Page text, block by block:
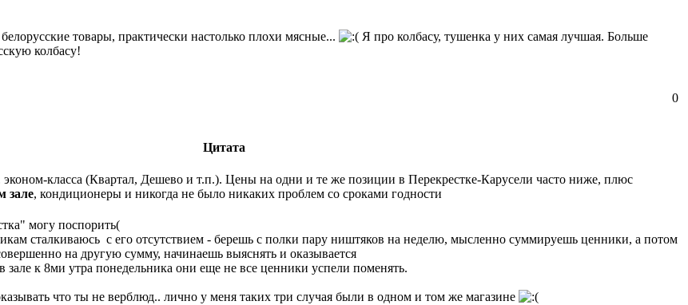
товары, практически настолько плохи мясные...
Я про колбасу, тушенка у них самая лучшая. Больше
колбасу!
0
Цитата
класса (Квартал, Дешево и т.п.). Цены на одни и те же позиции в Перекрестке-Карусели часто ниже, плюс
зале, кондиционеры и никогда не было никаких проблем со сроками годности
могу поспорить(
сталкиваюсь с его отсутствием - берешь с полки пару ништяков на неделю, мысленно суммируешь ценники, а потом
на другую сумму, начинаешь выяснять и оказывается
зале к 8ми утра понедельника они еще не все ценники успели поменять.
что ты не верблюд.. лично у меня таких три случая были в одном и том же магазине